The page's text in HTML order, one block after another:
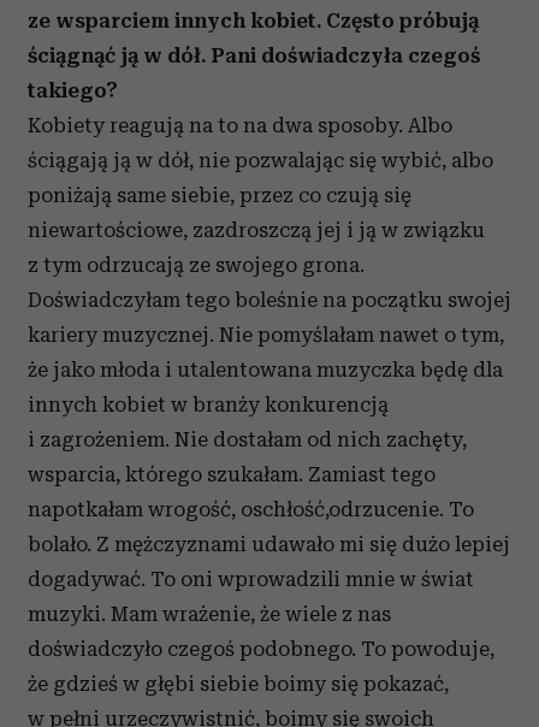
ze wsparciem innych kobiet. Często próbują
ściągnąć ją w dół. Pani doświadczyła czegoś
takiego?
Kobiety reagują na to na dwa sposoby. Albo
ściągają ją w dół, nie pozwalając się wybić, albo
poniżają same siebie, przez co czują się
niewartościowe, zazdroszczą jej i ją w związku
z tym odrzucają ze swojego grona.
Doświadczyłam tego boleśnie na początku swojej
kariery muzycznej. Nie pomyślałam nawet o tym,
że jako młoda i utalentowana muzyczka będę dla
innych kobiet w branży konkurencją
i zagrożeniem. Nie dostałam od nich zachęty,
wsparcia, którego szukałam. Zamiast tego
napotkałam wrogość, oschłość,odrzucenie. To
bolało. Z mężczyznami udawało mi się dużo lepiej
dogadywać. To oni wprowadzili mnie w świat
muzyki. Mam wrażenie, że wiele z nas
doświadczyło czegoś podobnego. To powoduje,
że gdzieś w głębi siebie boimy się pokazać,
w pełni urzeczywistnić, boimy się swoich